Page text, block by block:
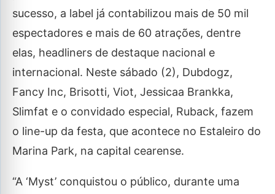
sucesso, a label já contabilizou mais de 50 mil
espectadores e mais de 60 atrações, dentre
elas, headliners de destaque nacional e
internacional. Neste sábado (2), Dubdogz,
Fancy Inc, Brisotti, Viot, Jessicaa Brankka,
Slimfat e o convidado especial, Ruback, fazem
o line-up da festa, que acontece no Estaleiro do
Marina Park, na capital cearense.
“A ‘Myst’ conquistou o público, durante uma